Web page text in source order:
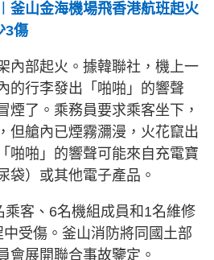
釜山金海機場飛香港航班起火
3傷
內部起火。據韓聯社，機上一
的行李發出「啪啪」的響聲
煙了。乘務員要求乘客坐下，
但艙內已煙霧瀰漫，火花竄出
啪啪」的響聲可能來自充電寶
袋）或其他電子產品。
客、6名機組成員和1名維修
受傷。釜山消防將同國土部
會展開聯合事故鑒定。